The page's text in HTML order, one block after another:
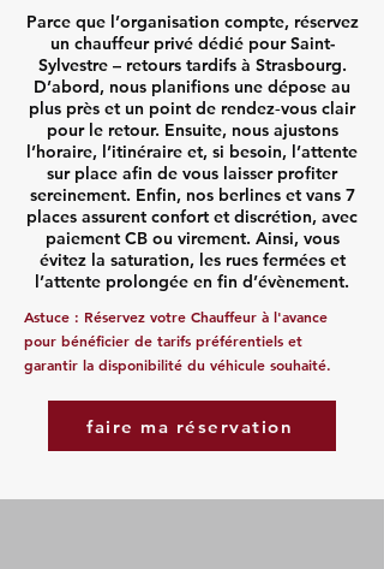
Parce que l’organisation compte, réservez
un chauffeur privé dédié pour Saint-
Sylvestre – retours tardifs à Strasbourg.
D’abord, nous planifions une dépose au
plus près et un point de rendez‑vous clair
pour le retour. Ensuite, nous ajustons
l’horaire, l’itinéraire et, si besoin, l’attente
sur place afin de vous laisser profiter
sereinement. Enfin, nos berlines et vans 7
places assurent confort et discrétion, avec
paiement CB ou virement. Ainsi, vous
évitez la saturation, les rues fermées et
l’attente prolongée en fin d’évènement.
Astuce : Réservez votre Chauffeur à l'avance
pour bénéficier de tarifs préférentiels et
garantir la disponibilité du véhicule souhaité.
faire ma réservation